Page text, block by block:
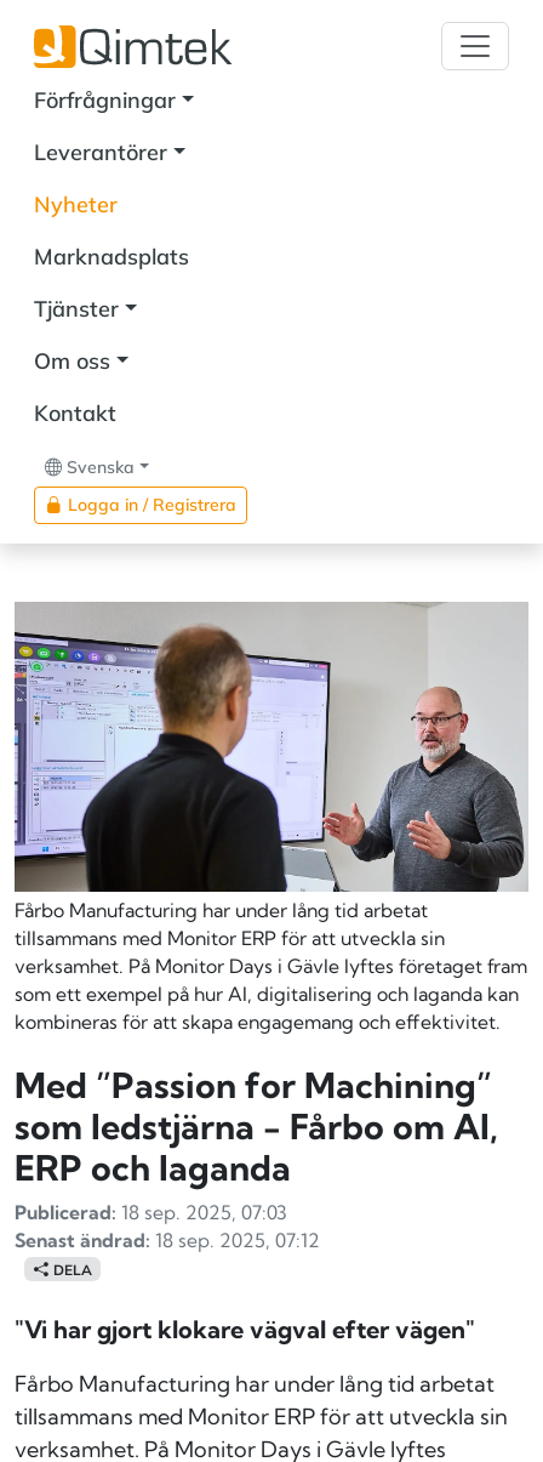
Förfrågningar
Leverantörer
Nyheter
Marknadsplats
Tjänster
Om oss
Kontakt
Svenska
Logga in / Registrera
Fårbo Manufacturing har under lång tid arbetat
tillsammans med Monitor ERP för att utveckla sin
verksamhet. På Monitor Days i Gävle lyftes företaget fram
som ett exempel på hur AI, digitalisering och laganda kan
kombineras för att skapa engagemang och effektivitet.
Med ”Passion for Machining”
som ledstjärna - Fårbo om AI,
ERP och laganda
Publicerad: 18 sep. 2025, 07:03
Senast ändrad: 18 sep. 2025, 07:12
DELA
"Vi har gjort klokare vägval efter vägen"
Fårbo Manufacturing har under lång tid arbetat
tillsammans med Monitor ERP för att utveckla sin
verksamhet. På Monitor Days i Gävle lyftes